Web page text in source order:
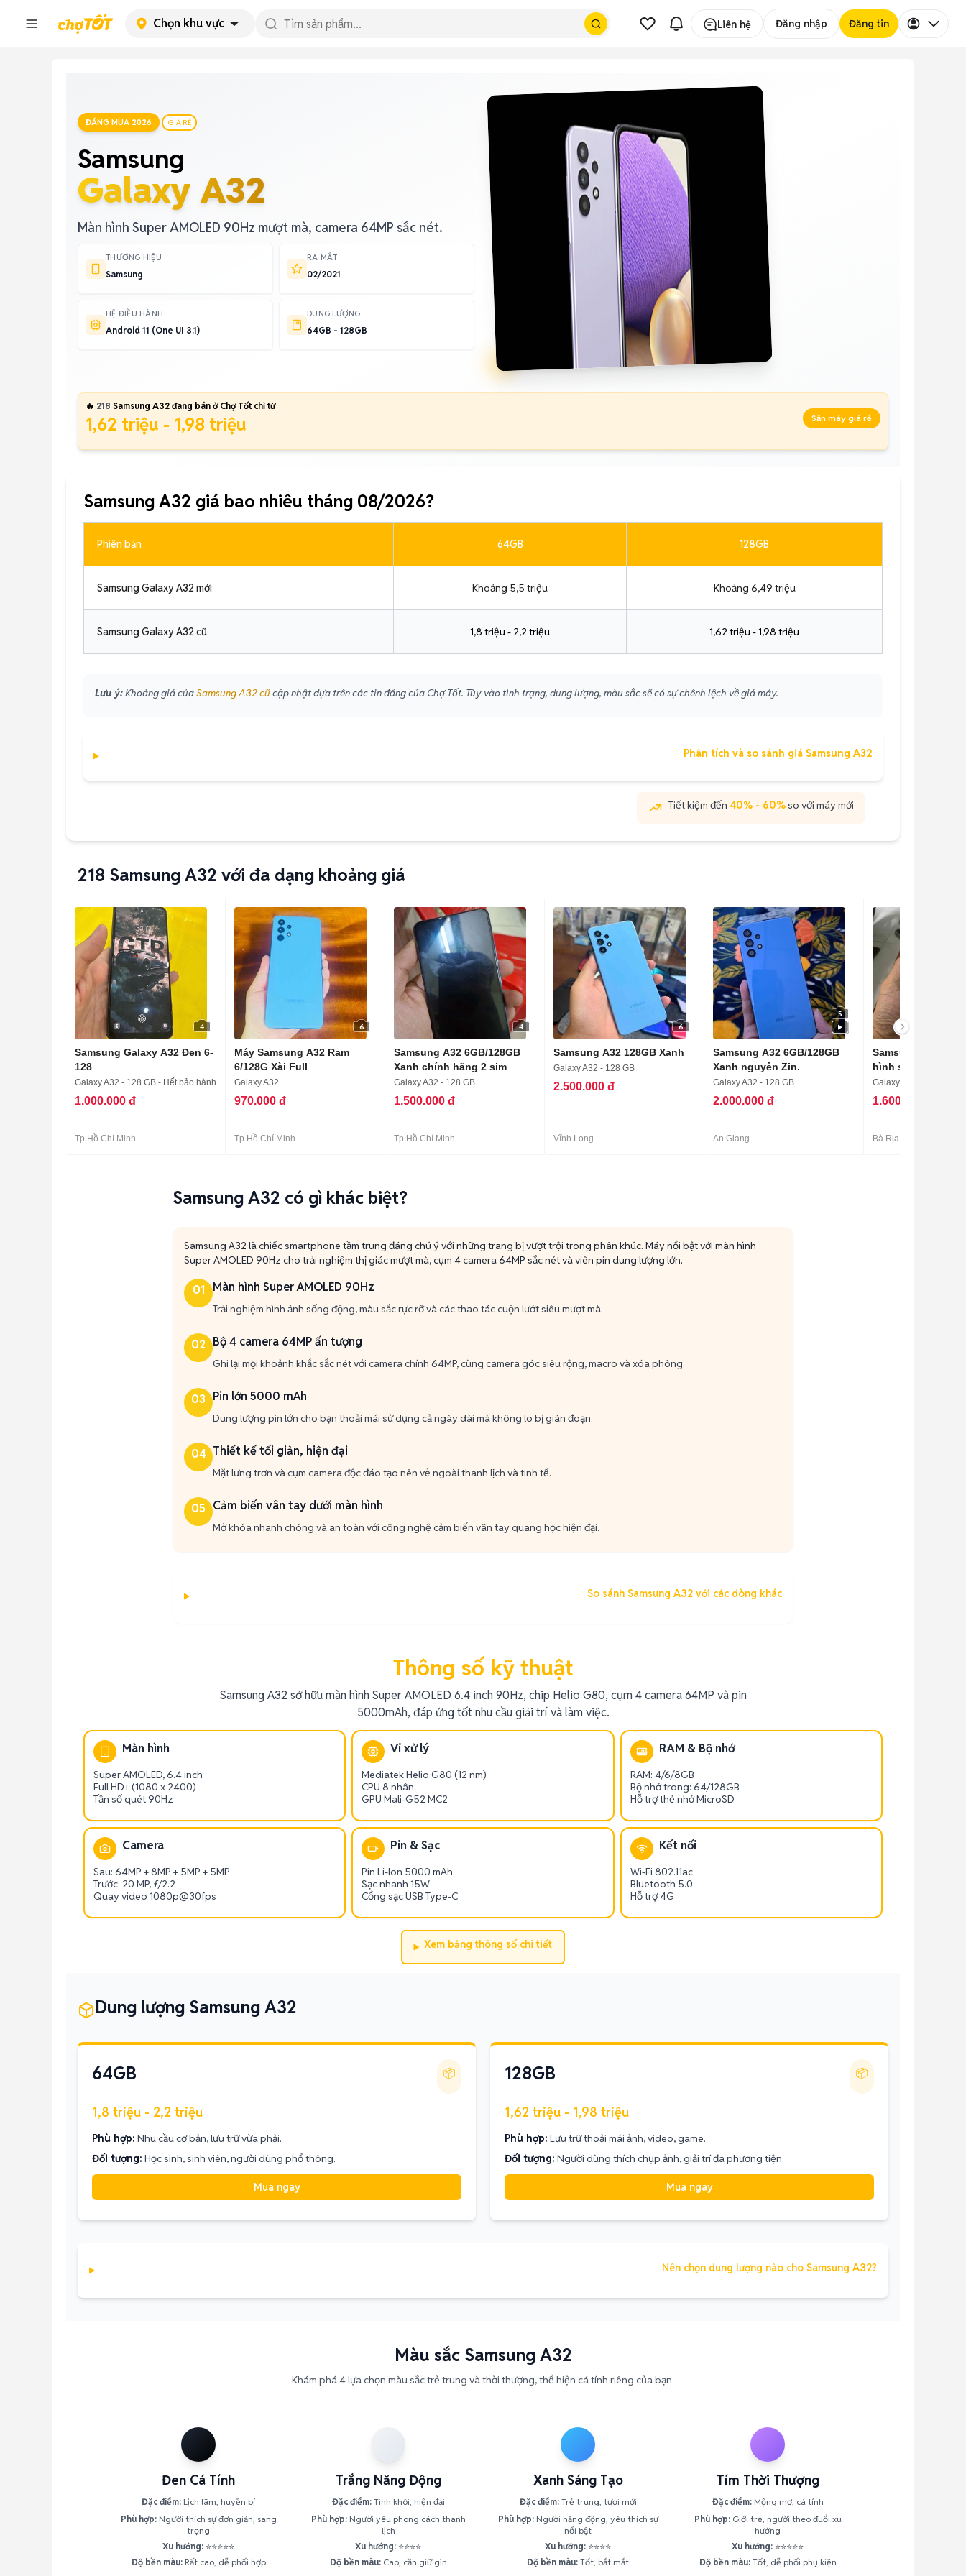
Chọn khu vực Liên hệ Đăng nhập Đăng tin
ĐÁNG MUA 2026 GIÁ RẺ
Samsung
Galaxy A32
Màn hình Super AMOLED 90Hz mượt mà, camera 64MP sắc nét.
THƯƠNG HIỆU
Samsung
RA MẮT
02/2021
HỆ ĐIỀU HÀNH
Android 11 (One UI 3.1)
DUNG LƯỢNG
64GB - 128GB
🔥 218 Samsung A32 đang bán ở Chợ Tốt chỉ từ
1,62 triệu - 1,98 triệu Săn máy giá rẻ
Samsung A32 giá bao nhiêu tháng 08/2026?
Phiên bản 64GB 128GB
Samsung Galaxy A32 mới Khoảng 5,5 triệu Khoảng 6,49 triệu
Samsung Galaxy A32 cũ 1,8 triệu - 2,2 triệu 1,62 triệu - 1,98 triệu
Lưu ý:Khoảng giá củaSamsung A32 cũ cập nhật dựa trên các tin đăng của Chợ Tốt. Tùy vào tình trạng, dung lượng, màu sắc sẽ có sự chênh lệch về giá máy.
Phân tích và so sánh giá Samsung A32
Tiết kiệm đến 40% - 60%so với máy mới
218 Samsung A32 với đa dạng khoảng giá
4
Samsung Galaxy A32 Đen 6-
128
Galaxy A32 - 128 GB - Hết bảo hành
1.000.000 đ
Tp Hồ Chí Minh
6
Máy Samsung A32 Ram
6/128G Xài Full
Galaxy A32
970.000 đ
Tp Hồ Chí Minh
4
Samsung A32 6GB/128GB
Xanh chính hãng 2 sim
Galaxy A32 - 128 GB
1.500.000 đ
Tp Hồ Chí Minh
6
Samsung A32 128GB Xanh
Galaxy A32 - 128 GB
2.500.000 đ
Vĩnh Long
5
Samsung A32 6GB/128GB
Xanh nguyên Zin.
Galaxy A32 - 128 GB
2.000.000 đ
An Giang
Samsung Galaxy
hình sắc nét
Galaxy A32
1.600.000 đ
Bà Rịa - Vũng Tàu
Samsung A32 có gì khác biệt?
Samsung A32 là chiếc smartphone tầm trung đáng chú ý với những trang bị vượt trội trong phân khúc. Máy nổi bật với màn hình
Super AMOLED 90Hz cho trải nghiệm thị giác mượt mà, cụm 4 camera 64MP sắc nét và viên pin dung lượng lớn.
01 Màn hình Super AMOLED 90Hz
Trải nghiệm hình ảnh sống động, màu sắc rực rỡ và các thao tác cuộn lướt siêu mượt mà.
02 Bộ 4 camera 64MP ấn tượng
Ghi lại mọi khoảnh khắc sắc nét với camera chính 64MP, cùng camera góc siêu rộng, macro và xóa phông.
03 Pin lớn 5000 mAh
Dung lượng pin lớn cho bạn thoải mái sử dụng cả ngày dài mà không lo bị gián đoạn.
04 Thiết kế tối giản, hiện đại
Mặt lưng trơn và cụm camera độc đáo tạo nên vẻ ngoài thanh lịch và tinh tế.
05 Cảm biến vân tay dưới màn hình
Mở khóa nhanh chóng và an toàn với công nghệ cảm biến vân tay quang học hiện đại.
So sánh Samsung A32 với các dòng khác
Thông số kỹ thuật
Samsung A32 sở hữu màn hình Super AMOLED 6.4 inch 90Hz, chip Helio G80, cụm 4 camera 64MP và pin
5000mAh, đáp ứng tốt nhu cầu giải trí và làm việc.
Màn hình
Super AMOLED, 6.4 inch
Full HD+ (1080 x 2400)
Tần số quét 90Hz
Vi xử lý
Mediatek Helio G80 (12 nm)
CPU 8 nhân
GPU Mali-G52 MC2
RAM & Bộ nhớ
RAM: 4/6/8GB
Bộ nhớ trong: 64/128GB
Hỗ trợ thẻ nhớ MicroSD
Camera
Sau: 64MP + 8MP + 5MP + 5MP
Trước: 20 MP, ƒ/2.2
Quay video 1080p@30fps
Pin & Sạc
Pin Li-Ion 5000 mAh
Sạc nhanh 15W
Cổng sạc USB Type-C
Kết nối
Wi-Fi 802.11ac
Bluetooth 5.0
Hỗ trợ 4G
Xem bảng thông số chi tiết
Dung lượng Samsung A32
64GB 📦
1,8 triệu - 2,2 triệu
Phù hợp: Nhu cầu cơ bản, lưu trữ vừa phải.
Đối tượng: Học sinh, sinh viên, người dùng phổ thông.
Mua ngay
128GB 📦
1,62 triệu - 1,98 triệu
Phù hợp: Lưu trữ thoải mái ảnh, video, game.
Đối tượng: Người dùng thích chụp ảnh, giải trí đa phương tiện.
Mua ngay
Nên chọn dung lượng nào cho Samsung A32?
Màu sắc Samsung A32
Khám phá 4 lựa chọn màu sắc trẻ trung và thời thượng, thể hiện cá tính riêng của bạn.
Đen Cá Tính
Đặc điểm: Lịch lãm, huyền bí
Phù hợp:Người thích sự đơn giản, sang
trọng
Xu hướng: ⭐⭐⭐⭐⭐
Độ bền màu:Rất cao, dễ phối hợp
Trắng Năng Động
Đặc điểm:Tinh khôi, hiện đại
Phù hợp:Người yêu phong cách thanh
lịch
Xu hướng: ⭐⭐⭐⭐
Độ bền màu:Cao, cần giữ gìn
Xanh Sáng Tạo
Đặc điểm:Trẻ trung, tươi mới
Phù hợp:Người năng động, yêu thích sự
nổi bật
Xu hướng: ⭐⭐⭐⭐
Độ bền màu: Tốt, bắt mắt
Tím Thời Thượng
Đặc điểm:Mộng mơ, cá tính
Phù hợp:Giới trẻ, người theo đuổi xu
hướng
Xu hướng: ⭐⭐⭐⭐⭐
Độ bền màu:Tốt, dễ phối phụ kiện